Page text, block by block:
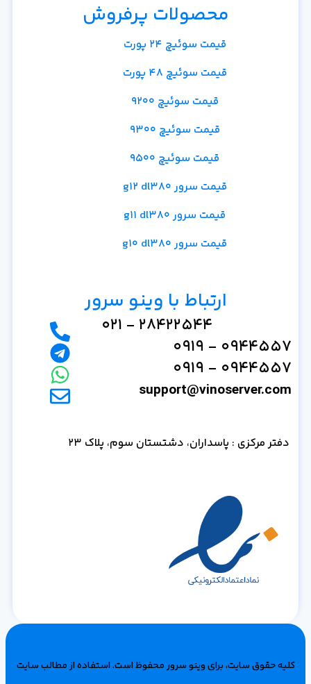
محصولات پرفروش
قیمت سوئیچ 24 پورت
قیمت سوئیچ 48 پورت
قیمت سوئیچ 9200
قیمت سوئیچ 9300
قیمت سوئیچ 9500
قیمت سرور g12 dl380
قیمت سرور g11 dl380
قیمت سرور g10 dl380
ارتباط با وینو سرور
28422544 - 021
0944557 - 0919
0944557 - 0919
support@vinoserver.com
دفتر مرکزی : پاسداران، دشتستان سوم، پلاک 23
کلیه حقوق سایت، برای وینو سرور محفوظ است‌. استفاده از مطالب سایت